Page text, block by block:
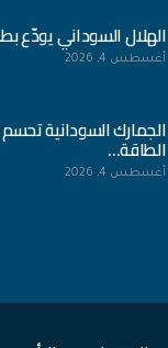
الهلال السوداني يودّع
أغسطس 4, 2026
الجمارك السودانية
الطاقة…
أغسطس 4, 2026